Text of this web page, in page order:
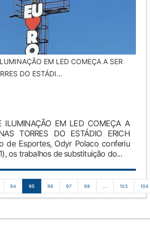
EM LED COMEÇA A SER
DO ESTÁDI...
ILUMINAÇÃO EM LED COMEÇA A
TORRES DO ESTÁDIO ERICH
de Esportes, Odyr Polaco conferiu
os trabalhos de substituição do...
94 95 96 97 98 ... 103 104